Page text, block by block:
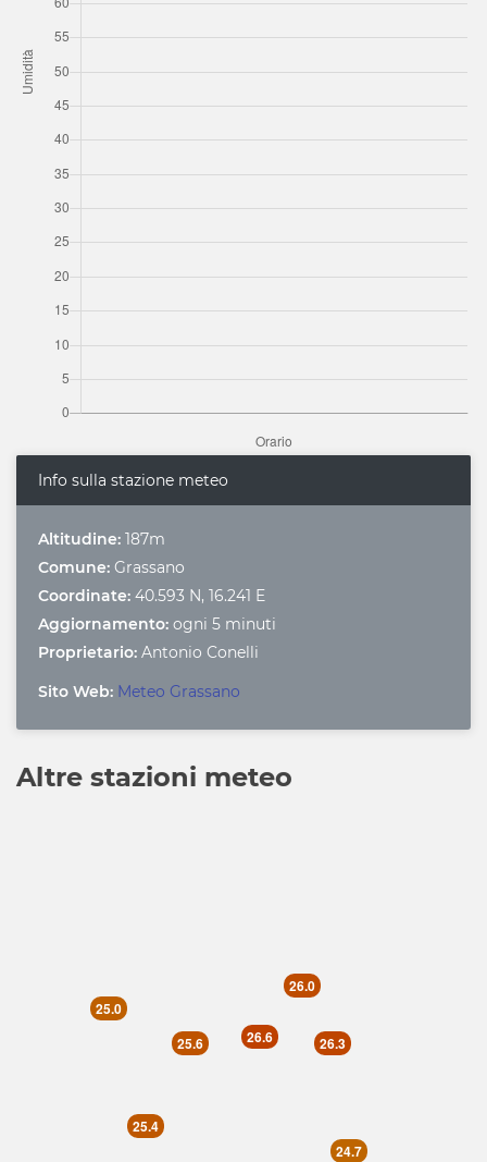
Info sulla stazione meteo
Altitudine: 187m
Comune: Grassano
Coordinate: 40.593 N, 16.241 E
Aggiornamento: ogni 5 minuti
Proprietario: Antonio Conelli
Sito Web: Meteo Grassano
Altre stazioni meteo
24.7
26.0
26.6 26.3
25.6
25.4
25.0